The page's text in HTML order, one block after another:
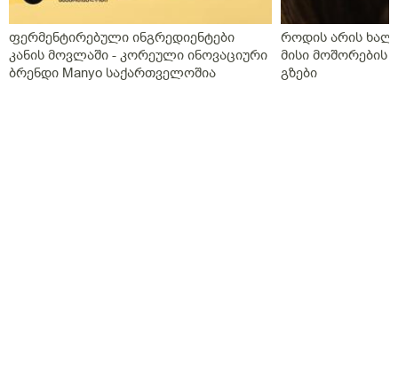
აქვს თავის ტკივილები,სხვა ჩვენება არააქვს და ასე
გვგონია დ ვიტამია გამოიწვიაო მარა ვირუსიც
ქონდა,ვაგოსტაბილი თავის ტკივილისთვის,თქვენ რას
გვირჩევთ?როგორც გვითხარით ონლაინ ისე მიდის
ყველაფერი და ხალხს შეხება აქვთ პირდაპირ
ფერმენტირებული ინგრედიენტები
კანის მოვლაში - კორეული ინოვაციური
ბრენდი Manyo საქართველოშია
როდის არის
მისი მოშორების
გზები